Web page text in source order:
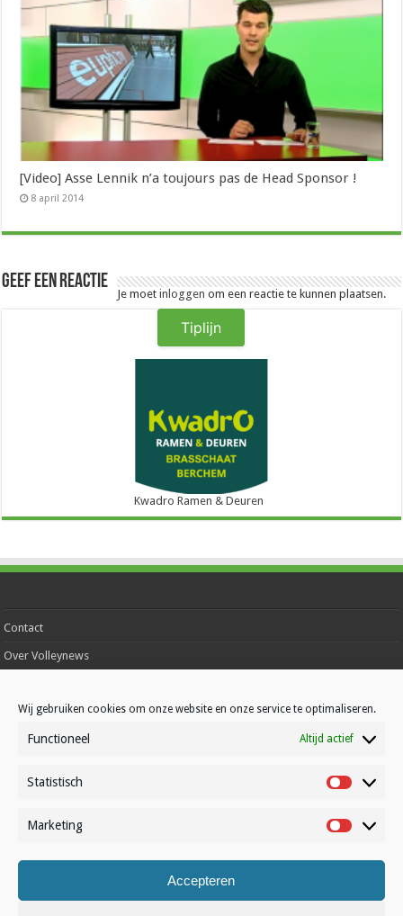
Wij gebruiken cookies om onze website en onze service te optimaliseren.
Functioneel Altijd actief
Statistisch Statistisch
Marketing
Accepteren
[Video] Asse Lennik n’a toujours pas de Head Sponsor !
8 april 2014
Geef een reactie
Je moetinloggen om een reactie te kunnen plaatsen.
Tiplijn
Kwadro Ramen & Deuren
Contact
Over Volleynews